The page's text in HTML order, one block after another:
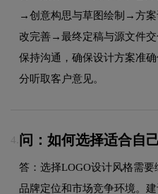
→创意构思与草图绘制→方
改完善→最终定稿与源文件
保持沟通，确保设计方案准
分听取客户意见。
4. 问：如何选择适合自
答：选择LOGO设计风格需要
品牌定位和市场竞争环境。